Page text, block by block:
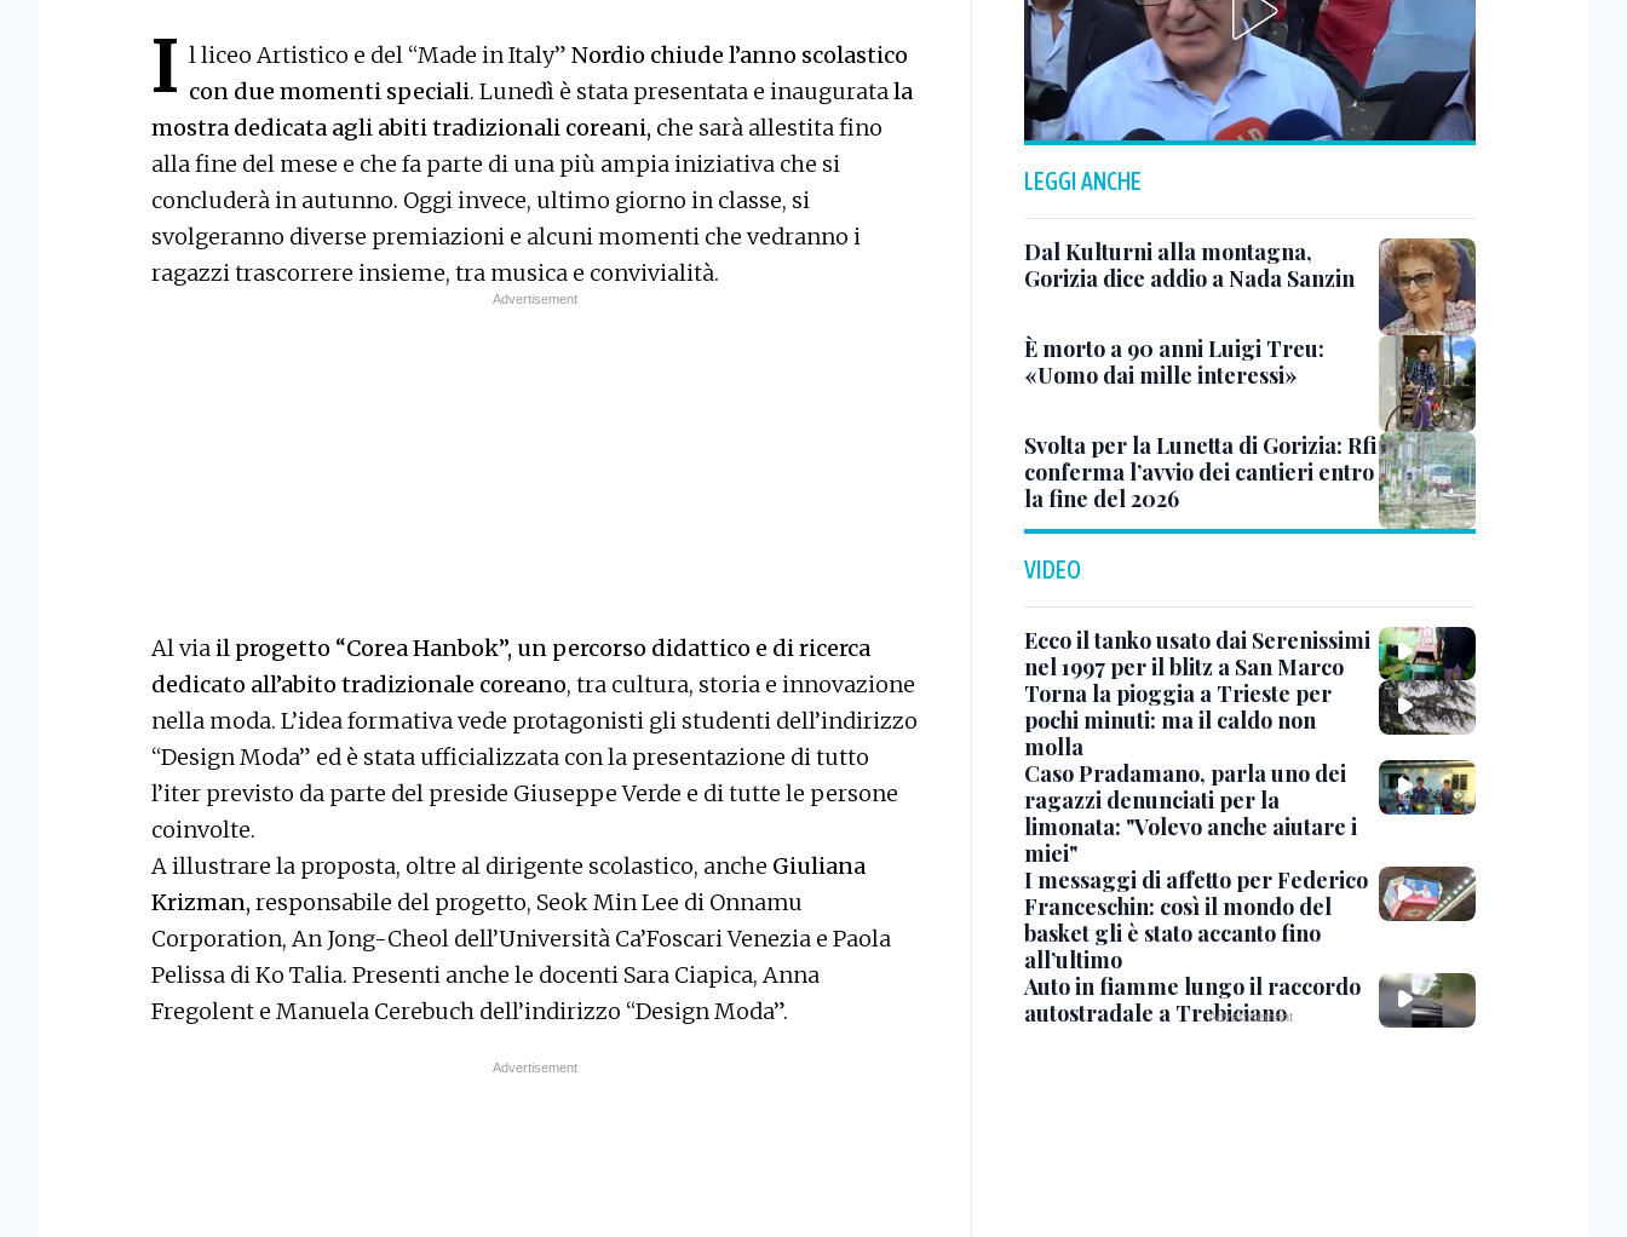
I l liceo Artistico e del “Made in Italy” Nordio chiude l’anno scolastico
con due momenti speciali. Lunedì è stata presentata e inauguratala
mostra dedicata agli abiti tradizionali coreani, che sarà allestita fino
alla fine del mese e che fa parte di una più ampia iniziativa che si
concluderà in autunno. Oggi invece, ultimo giorno in classe, si
svolgeranno diverse premiazioni e alcuni momenti che vedranno i
ragazzi trascorrere insieme, tra musica e convivialità.
Al via il progetto “Corea Hanbok”, un percorso didattico e di ricerca
dedicato all’abito tradizionale coreano, tra cultura, storia e innovazione
nella moda. L’idea formativa vede protagonisti gli studenti dell’indirizzo
“Design Moda” ed è stata ufficializzata con la presentazione di tutto
l’iter previsto da parte del preside Giuseppe Verde e di tutte le persone
coinvolte.
A illustrare la proposta, oltre al dirigente scolastico, anche Giuliana
Krizman, responsabile del progetto, Seok Min Lee di Onnamu
Corporation, An Jong-Cheol dell’Università Ca’Foscari Venezia e Paola
Pelissa di Ko Talia. Presenti anche le docenti Sara Ciapica, Anna
Fregolent e Manuela Cerebuch dell’indirizzo “Design Moda”.
LEGGI ANCHE
Dal Kulturni alla montagna,
Gorizia dice addio a Nada Sanzin
È morto a 90 anni Luigi Treu:
«Uomo dai mille interessi»
Svolta per la Lunetta di Gorizia: Rfi
conferma l’avvio dei cantieri entro
la fine del 2026
VIDEO
Ecco il tanko usato dai Serenissimi
nel 1997 per il blitz a San Marco
Torna la pioggia a Trieste per
pochi minuti: ma il caldo non
molla
Caso Pradamano, parla uno dei
ragazzi denunciati per la
limonata: "Volevo anche aiutare i
miei"
I messaggi di affetto per Federico
Franceschin: così il mondo del
basket gli è stato accanto fino
all’ultimo
Auto in fiamme lungo il raccordo
autostradale a Trebiciano